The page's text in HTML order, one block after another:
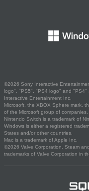
©2026 Sony Interactive
logo", "PS5", "PS4 logo" and "PS4"
Interactive Entertainment Inc.
Microsoft, the XBOX Sphere mark,
of the Microsoft group of companies.
Nintendo Switch is a trademark of
Windows is either a registered
States and/or other countries.
Mac is a trademark of Apple Inc.
©2026 Valve Corporation. Steam
trademarks of Valve Corporation in